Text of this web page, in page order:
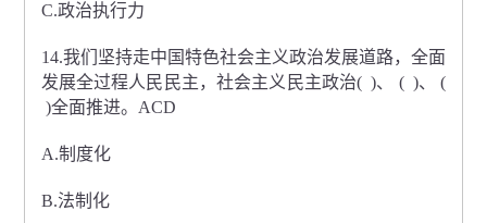
C.政治执行力
14.我们坚持走中国特色社会主义政治发展道路，全面
发展全过程人民民主，社会主义民主政治( )、 ( )、 (
)全面推进。ACD
A.制度化
B.法制化